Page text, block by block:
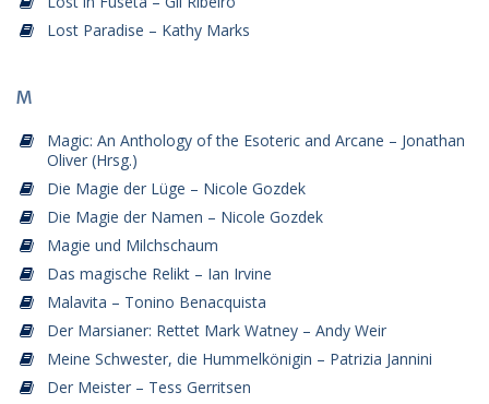
Lost Paradise – Kathy Marks
M
Magic: An Anthology of the Esoteric and Arcane – Jonathan
Oliver (Hrsg.)
Die Magie der Lüge – Nicole Gozdek
Die Magie der Namen – Nicole Gozdek
Magie und Milchschaum
Das magische Relikt – Ian Irvine
Malavita – Tonino Benacquista
Der Marsianer: Rettet Mark Watney – Andy Weir
Meine Schwester, die Hummelkönigin – Patrizia Jannini
Der Meister – Tess Gerritsen